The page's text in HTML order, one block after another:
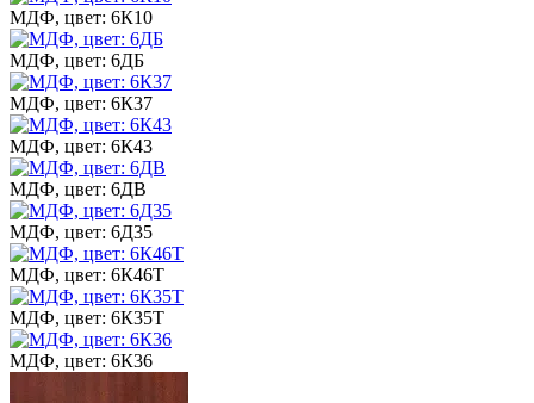
МДФ, цвет: 6К10
МДФ, цвет: 6ДБ
МДФ, цвет: 6К37
МДФ, цвет: 6К43
МДФ, цвет: 6ДВ
МДФ, цвет: 6Д35
МДФ, цвет: 6К46Т
МДФ, цвет: 6К35Т
МДФ, цвет: 6К36